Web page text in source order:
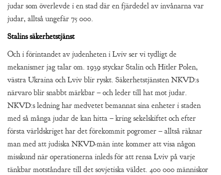
judar som överlevde i en stad där en fjärdedel av invånarna var
judar, alltså ungefär 75 000.
Stalins säkerhetstjänst
Och i förintandet av judenheten i Lviv ser vi tydligt de
mekanismer jag talar om. 1939 styckar Stalin och Hitler Polen,
västra Ukraina och Lviv blir ryskt. Säkerhetstjänsten NKVD:s
närvaro blir snabbt märkbar – och leder till hat mot judar.
NKVD:s ledning har medvetet bemannat sina enheter i staden
med så många judar de kan hitta – kring sekelskiftet och efter
första världskriget har det förekommit pogromer – alltså räknar
man med att judiska NKVD-män inte kommer att visa någon
misskund när operationerna inleds för att rensa Lviv på varje
tänkbar motståndare till det sovjetiska väldet. 400 000 människor